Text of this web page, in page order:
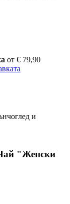
от € 79,90
и
Чай "Женски